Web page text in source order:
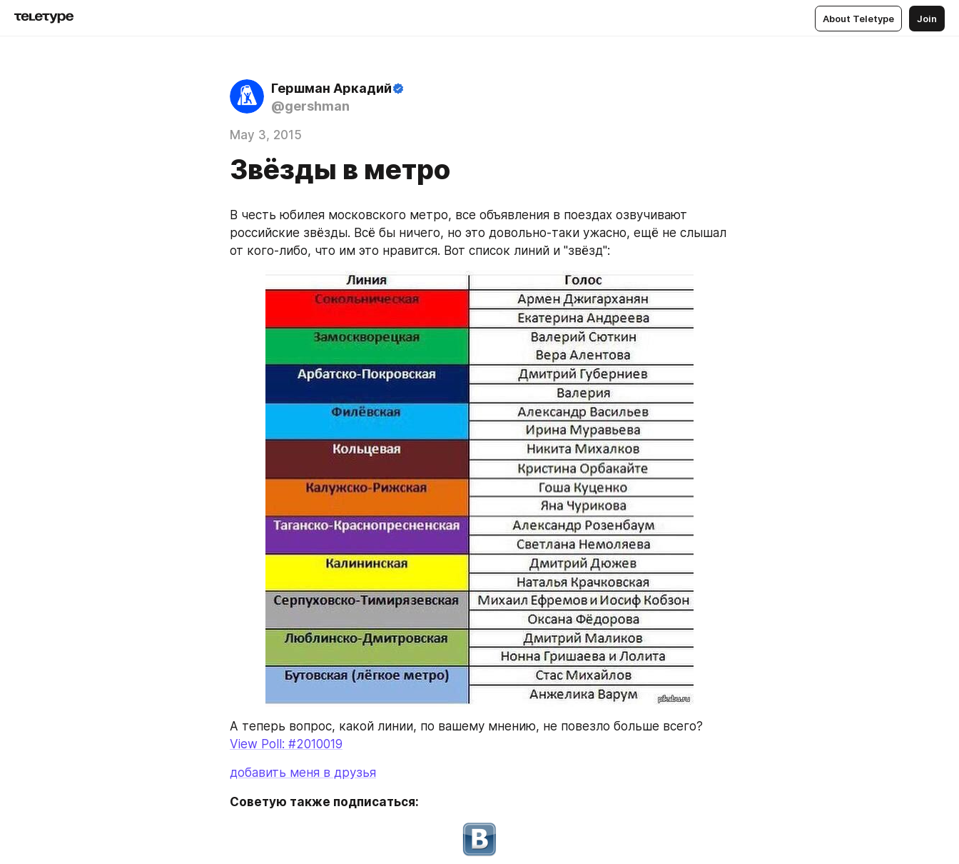
About Teletype Join
Гершман Аркадий
@gershman
May 3, 2015
Звёзды в метро
В честь юбилея московского метро, все объявления в поездах озвучивают
российские звёзды. Всё бы ничего, но это довольно-таки ужасно, ещё не слышал
от кого-либо, что им это нравится. Вот список линий и "звёзд":
А теперь вопрос, какой линии, по вашему мнению, не повезло больше всего?
View Poll: #2010019
добавить меня в друзья
Советую также подписаться: